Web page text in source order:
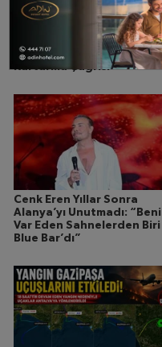
“Bu Deniz Hepimizin”
Alanya’dan Akdeniz’i
Kurtarma Çağrısı
Cenk Eren Yıllar Sonra
Alanya’yı Unutmadı: “Beni
Var Eden Sahnelerden Biri
Blue Bar’dı”